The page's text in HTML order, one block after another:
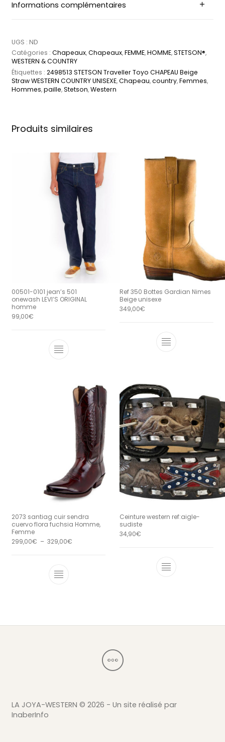
Informations complémentaires
UGS : ND
Catégories : Chapeaux,Chapeaux,FEMME,HOMME,STETSON®,
WESTERN & COUNTRY
Étiquettes : 2498513 STETSON Traveller Toyo CHAPEAU Beige
Straw WESTERN COUNTRY UNISEXE,Chapeau,country,Femmes,
Hommes,paille,Stetson,Western
Produits similaires
00501-0101 jean’s 501
onewash LEVI’S ORIGINAL
homme
99,00€
Ce produit a plusieurs variations.
Ref 350 Bottes Gardian Nimes
Beige unisexe
349,00€
Ce produit a
2073 santiag cuir sendra
cuervo flora fuchsia Homme,
Femme
299,00€ – 329,00€Plage de prix : 299,00€ à 329,00€
Ce produit a plusieurs variations.
Ceinture western ref:aigle-
sudiste
34,90€
Ce produit a
LA JOYA-WESTERN © 2026 - Un site réalisé par
InaberInfo